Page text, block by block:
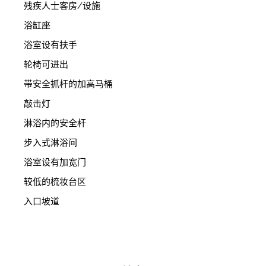
残疾人士客房/设施
浴缸座
浴室设有扶手
轮椅可进出
带安全抓杆的加高马桶
敲击灯
淋浴内的安全杆
步入式淋浴间
浴室设有加宽门
较低的梳妆台区
入口坡道